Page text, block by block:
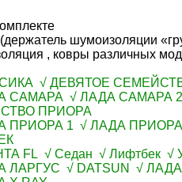
шумоизоляции
, ковры различных
√ ДЕВЯТОЕ
САМАРА √ ЛАДА САМАРА
ПРИОРА
ПРИОРА 1 √ ЛАДА
FL √ Седан √ Лифтбек √
ЛАРГУС √ DATSUN √